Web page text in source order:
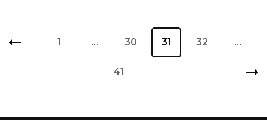
Page
1 … Page
30 Page
31 Page
32 …
Page
41